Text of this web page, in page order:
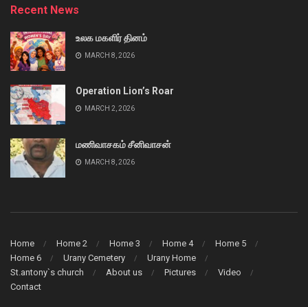
Recent News
உலக மகளிர் தினம்
MARCH 8, 2026
Operation Lion’s Roar
MARCH 2, 2026
மணிவாசகம் சீனிவாசன்
MARCH 8, 2026
Home Home 2 Home 3 Home 4
Home 5
Home 6
Urany Cemetery
Urany Home
St.antony`s church
About us Pictures
Video
Contact